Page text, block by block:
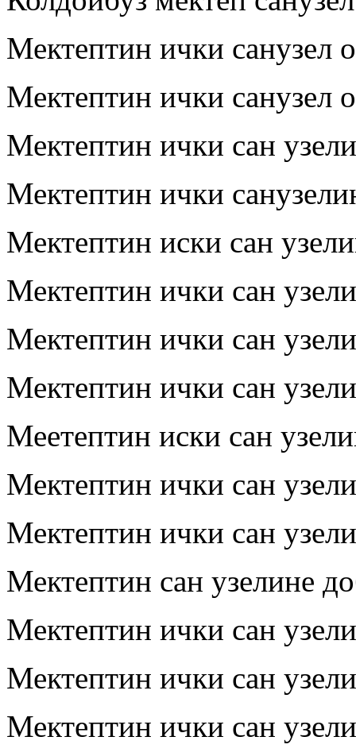
Мектептин ички санузел
Мектептин ички санузел
Мектептин ички сан
Мектептин ички
Мектептин иски сан
Мектептин ички сан
Мектептин ички сан
Мектептин ички сан
Меетептин иски сан
Мектептин ички сан
Мектептин ички сан
Мектептин сан узелине
Мектептин ички сан
Мектептин ички сан
Мектептин ички сан